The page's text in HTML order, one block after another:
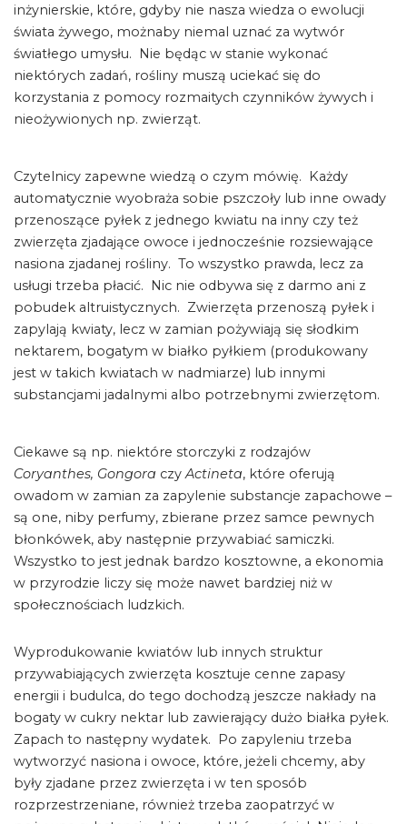
inżynierskie, które, gdyby nie nasza wiedza o ewolucji
świata żywego, możnaby niemal uznać za wytwór
światłego umysłu. Nie będąc w stanie wykonać
niektórych zadań, rośliny muszą uciekać się do
korzystania z pomocy rozmaitych czynników żywych i
nieożywionych np. zwierząt.
Czytelnicy zapewne wiedzą o czym mówię. Każdy
automatycznie wyobraża sobie pszczoły lub inne owady
przenoszące pyłek z jednego kwiatu na inny czy też
zwierzęta zjadające owoce i jednocześnie rozsiewające
nasiona zjadanej rośliny. To wszystko prawda, lecz za
usługi trzeba płacić. Nic nie odbywa się z darmo ani z
pobudek altruistycznych. Zwierzęta przenoszą pyłek i
zapylają kwiaty, lecz w zamian pożywiają się słodkim
nektarem, bogatym w białko pyłkiem (produkowany
jest w takich kwiatach w nadmiarze) lub innymi
substancjami jadalnymi albo potrzebnymi zwierzętom.
Ciekawe są np. niektóre storczyki z rodzajów
Coryanthes, Gongora czyActineta, które oferują
owadom w zamian za zapylenie substancje zapachowe –
są one, niby perfumy, zbierane przez samce pewnych
błonkówek, aby następnie przywabiać samiczki.
Wszystko to jest jednak bardzo kosztowne, a ekonomia
w przyrodzie liczy się może nawet bardziej niż w
społecznościach ludzkich.
Wyprodukowanie kwiatów lub innych struktur
przywabiających zwierzęta kosztuje cenne zapasy
energii i budulca, do tego dochodzą jeszcze nakłady na
bogaty w cukry nektar lub zawierający dużo białka pyłek.
Zapach to następny wydatek. Po zapyleniu trzeba
wytworzyć nasiona i owoce, które, jeżeli chcemy, aby
były zjadane przez zwierzęta i w ten sposób
rozprzestrzeniane, również trzeba zaopatrzyć w